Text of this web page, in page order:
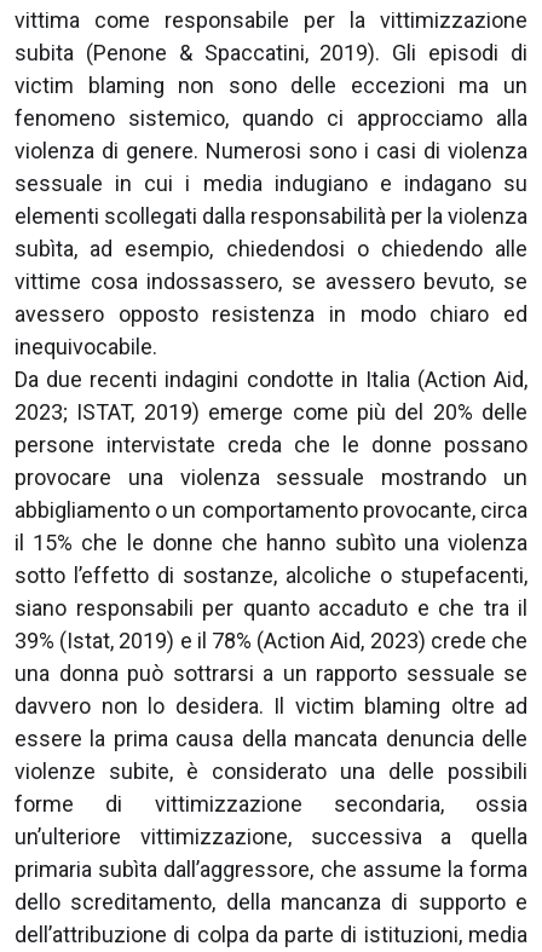
vittima come responsabile per la vittimizzazione
subita (Penone & Spaccatini, 2019). Gli episodi di
victim blaming non sono delle eccezioni ma un
fenomeno sistemico, quando ci approcciamo alla
violenza di genere. Numerosi sono i casi di violenza
sessuale in cui i media indugiano e indagano su
elementi scollegati dalla responsabilità per la violenza
subìta, ad esempio, chiedendosi o chiedendo alle
vittime cosa indossassero, se avessero bevuto, se
avessero opposto resistenza in modo chiaro ed
inequivocabile.
Da due recenti indagini condotte in Italia (Action Aid,
2023; ISTAT, 2019) emerge come più del 20% delle
persone intervistate creda che le donne possano
provocare una violenza sessuale mostrando un
abbigliamento o un comportamento provocante, circa
il 15% che le donne che hanno subìto una violenza
sotto l’effetto di sostanze, alcoliche o stupefacenti,
siano responsabili per quanto accaduto e che tra il
39% (Istat, 2019) e il 78% (Action Aid, 2023) crede che
una donna può sottrarsi a un rapporto sessuale se
davvero non lo desidera. Il victim blaming oltre ad
essere la prima causa della mancata denuncia delle
violenze subite, è considerato una delle possibili
forme di vittimizzazione secondaria, ossia
un’ulteriore vittimizzazione, successiva a quella
primaria subìta dall’aggressore, che assume la forma
dello screditamento, della mancanza di supporto e
dell’attribuzione di colpa da parte di istituzioni, media